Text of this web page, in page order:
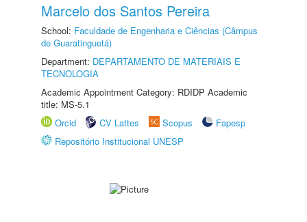
Marcelo dos Santos Pereira
School: Faculdade de Engenharia e Ciências (Câmpus
de Guaratinguetá)
Department: DEPARTAMENTO DE MATERIAIS E
TECNOLOGIA
Academic Appointment Category: RDIDP Academic
title: MS-5.1
Orcid
CV Lattes Scopus
Fapesp
Repositório Institucional UNESP